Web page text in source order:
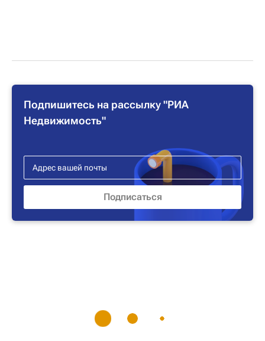
Подпишитесь на рассылку "РИА
Недвижимость"